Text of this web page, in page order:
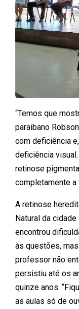
“Temos que
paraibano
com deficiência
deficiência
retinose
completamente a
A retinose
Natural da
encontrou
às questões,
professor não
persistiu até os
quinze anos.
as aulas só de